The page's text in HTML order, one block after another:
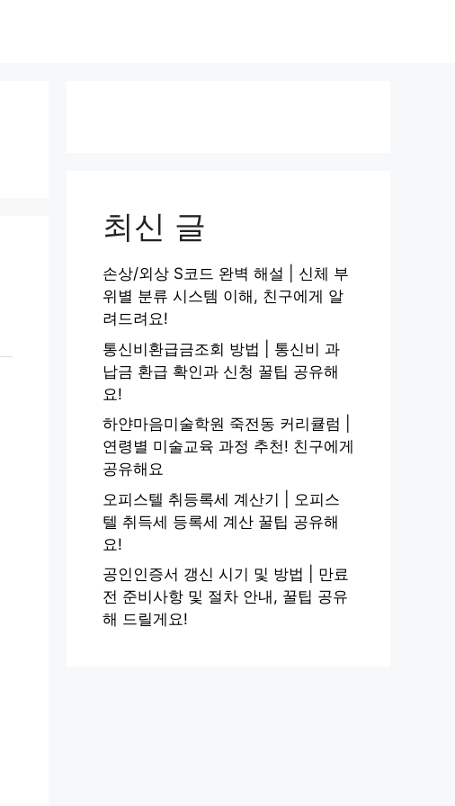
최신 글
손상/외상 S코드 완벽 해설 | 신체 부
위별 분류 시스템 이해, 친구에게 알
려드려요!
통신비환급금조회 방법 | 통신비 과
납금 환급 확인과 신청 꿀팁 공유해
요!
하얀마음미술학원 죽전동 커리큘럼 |
연령별 미술교육 과정 추천! 친구에게
공유해요
오피스텔 취등록세 계산기 | 오피스
텔 취득세 등록세 계산 꿀팁 공유해
요!
공인인증서 갱신 시기 및 방법 | 만료
전 준비사항 및 절차 안내, 꿀팁 공유
해 드릴게요!